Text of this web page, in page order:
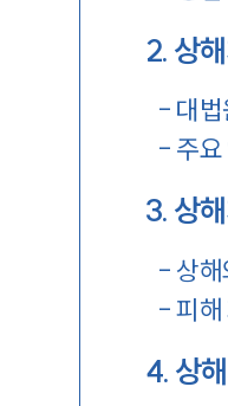
2. 상
- 대법
- 주요
3. 상
- 상해
-피해
4. 상